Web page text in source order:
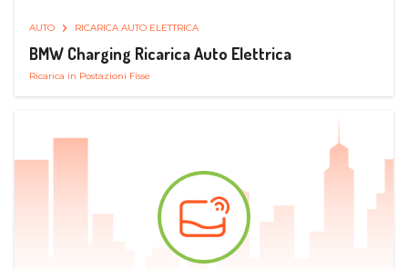
AUTO RICARICA AUTO ELETTRICA
BMW Charging Ricarica Auto Elettrica
Ricarica in Postazioni Fisse